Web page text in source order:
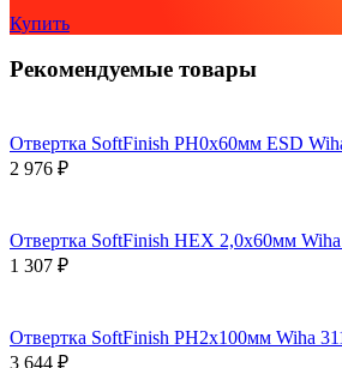
Купить
Рекомендуемые товары
Отвертка SoftFinish PH0х60мм ESD
2 976 ₽
Отвертка SoftFinish HEX 2,0х60мм
1 307 ₽
Отвертка SoftFinish PH2х100мм Wiha
3 644 ₽